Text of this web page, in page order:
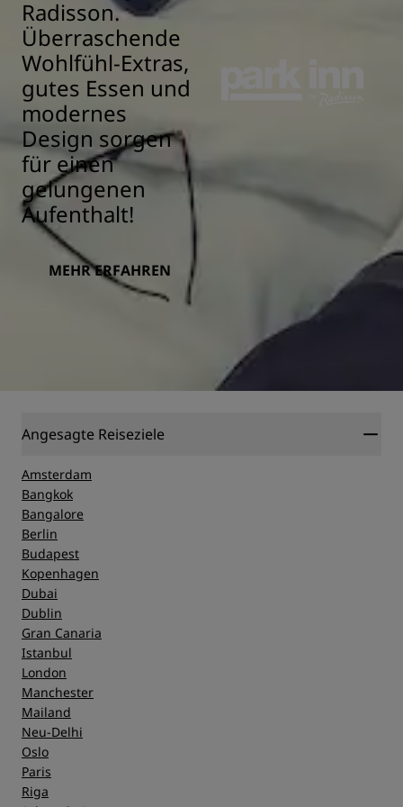
Radisson.
Überraschende
Wohlfühl-Extras,
gutes Essen und
modernes
Design sorgen
für einen
gelungenen
Aufenthalt!
MEHR ERFAHREN
Angesagte Reiseziele
Amsterdam
Bangkok
Bangalore
Berlin
Budapest
Kopenhagen
Dubai
Dublin
Gran Canaria
Istanbul
London
Manchester
Mailand
Neu-Delhi
Oslo
Paris
Riga